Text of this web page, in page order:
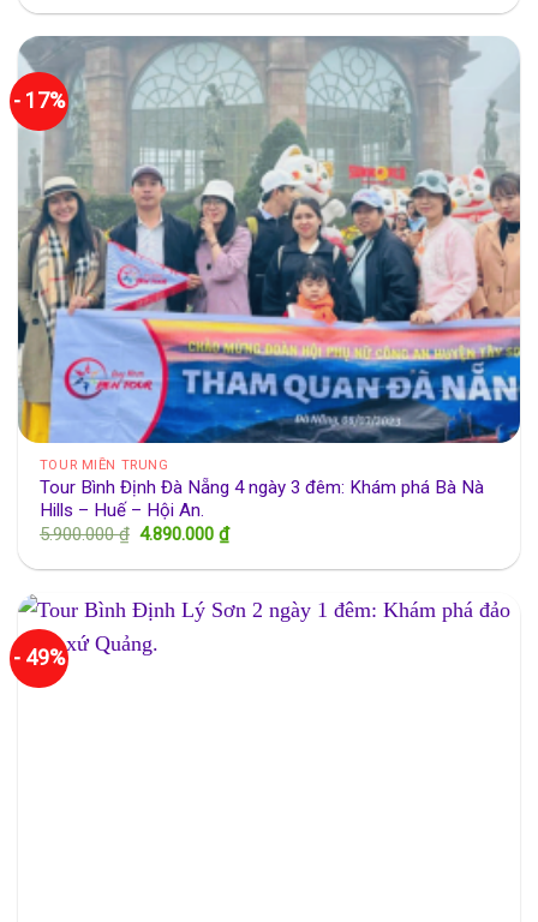
là:
tại
3.890.000 ₫.
- 17%
TOUR MIỀN TRUNG
Tour Bình Định Đà Nẵng 4 ngày 3 đêm: Khám phá Bà Nà
Hills – Huế – Hội An.
5.900.000₫ Giá
là:
4.890.000₫Giá
hiện
tại
4.890.000 ₫.
- 49%